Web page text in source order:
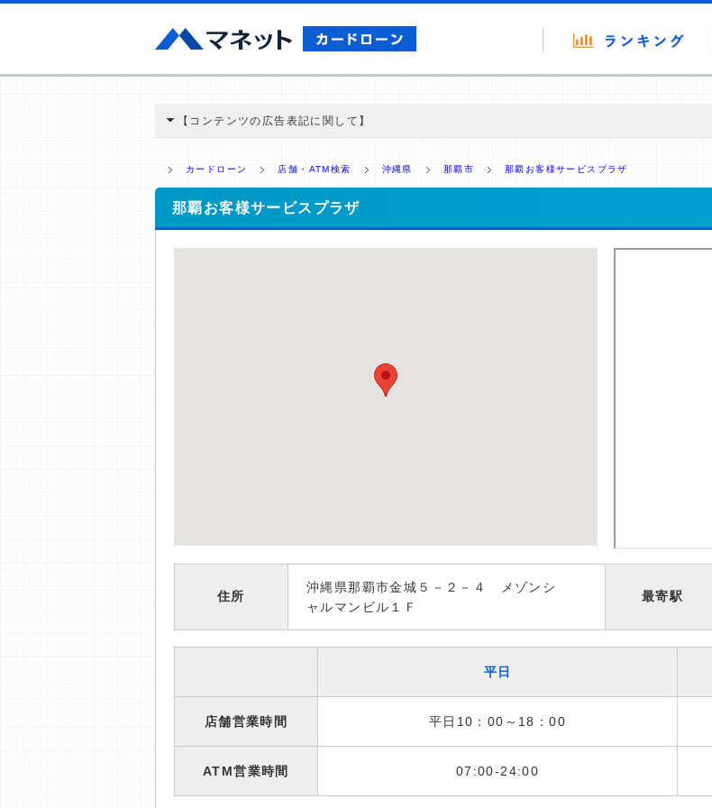
【コンテンツの広告表記に関して】
ミ収集などに基づき、公平性を担保した情報提供を行っています。
>提携企業一覧
カードローン 店舗・ATM検索 沖縄県 那覇市 那覇お客様サービスプラザ
那覇お客様サービスプラザ
住所
沖縄県那覇市金城５－２－４ メゾンシ
ャルマンビル１Ｆ
最寄駅
平日
店舗営業時間 平日10：00～18：00
ATM営業時間 07:00-24:00